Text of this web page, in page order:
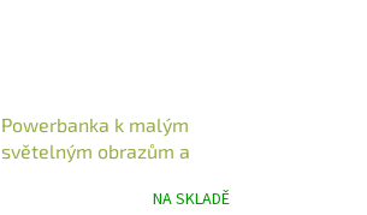
Powerbanka k malým
světelným obrazům a
NA SKLADĚ